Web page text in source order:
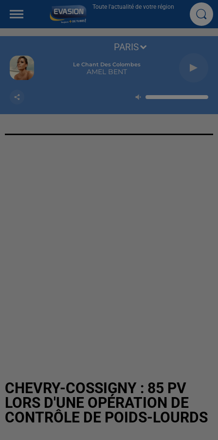
Toute l'actualité de votre région
Le Chant Des Colombes
AMEL BENT
PARIS
CHEVRY-COSSIGNY : 85 PV
LORS D'UNE OPÉRATION DE
CONTRÔLE DE POIDS-LOURDS